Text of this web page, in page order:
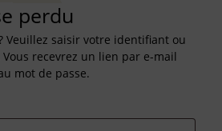
perdu
Veuillez saisir votre identifiant ou
recevrez un lien par e-mail
mot de passe.